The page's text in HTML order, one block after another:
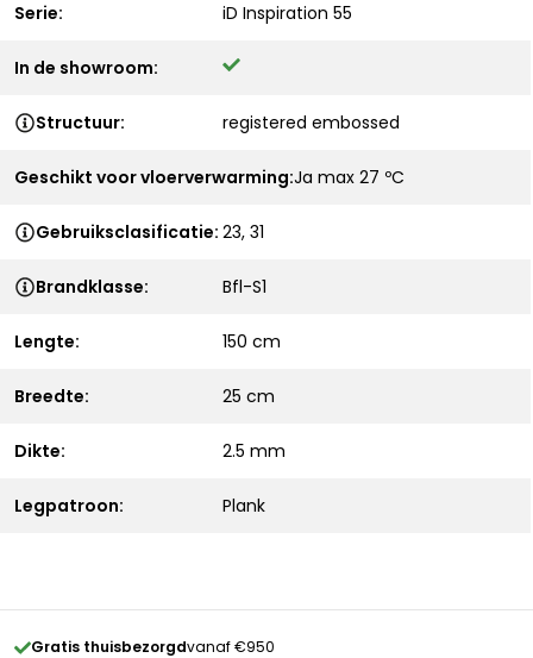
Serie: iD Inspiration 55
In de showroom:
Structuur: registered embossed
Geschikt voor vloerverwarming:Ja max 27 ºC
Gebruiksclasificatie: 23, 31
Brandklasse: Bfl-S1
Lengte: 150 cm
Breedte: 25 cm
Dikte: 2.5 mm
Legpatroon: Plank
Gratis thuisbezorgdvanaf €950